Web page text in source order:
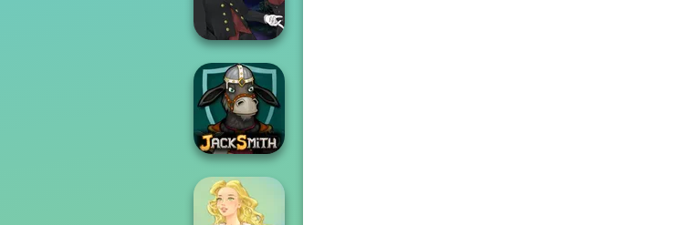
Manga Creator
Vampire Hunter
P...